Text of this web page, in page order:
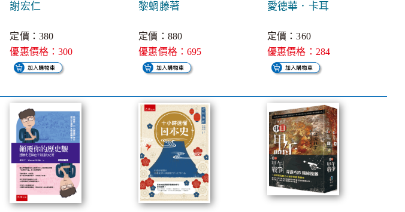
謝宏仁
定價：380
優惠價格：300
黎蝸藤著
定價：880
優惠價格：695
愛德華．卡耳
定價：360
優惠價格：284